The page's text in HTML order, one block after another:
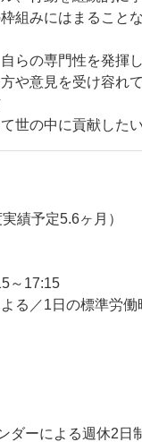
組みにはまること
らの専門性を発揮
や意見を受け容れ
世の中に貢献した
績予定5.6ヶ月）
～17:15
る／1日の標準労働
ダーによる週休2日